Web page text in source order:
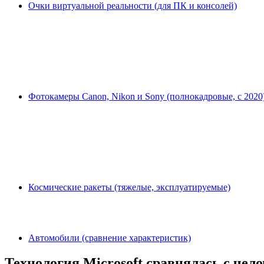
Очки виртуальной реальности (для ПК и консолей)
Фотокамеры Canon, Nikon и Sony (полнокадровые, с
Космические ракеты (тяжелые, эксплуатируемые)
Автомобили (сравнение характеристик)